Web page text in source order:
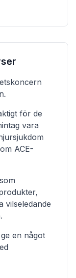
för de
vara
ACE-
vilseledande
en något